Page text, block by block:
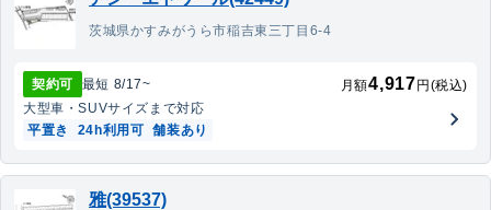
茨城県かすみがうら市稲吉東三丁目6-4
契約可 最短 8/17~ 月額4,917 円(税込)
大型車・SUVサイズまで対応
平置き
24h利用可 舗装あり
雅(39537)